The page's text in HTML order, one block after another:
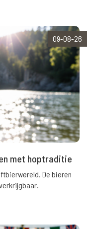
09-08-26
met hoptraditie
De bieren